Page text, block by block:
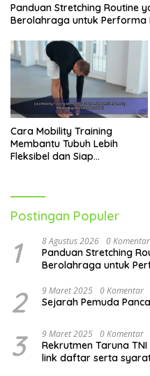
Panduan Stretching Routine
Berolahraga untuk Performa
Cara Mobility Training
Membantu Tubuh Lebih
Fleksibel dan Siap
Postingan Populer
1 8 Agustus 2026 0 Komentar
Panduan Stretching
Berolahraga untuk
2 9 Maret 2025 0 Komentar
Sejarah Pemuda
3 9 Maret 2025 0 Komentar
Rekrutmen Taruna
link daftar serta